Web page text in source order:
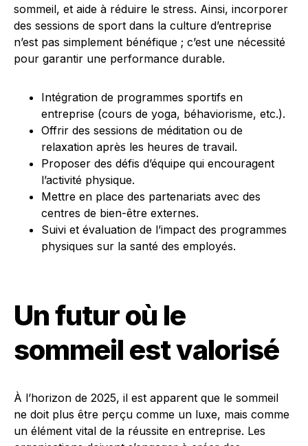
sommeil, et aide à réduire le stress. Ainsi, incorporer
des sessions de sport dans la culture d’entreprise
n’est pas simplement bénéfique ; c’est une nécessité
pour garantir une performance durable.
Intégration de programmes sportifs en
entreprise (cours de yoga, béhaviorisme, etc.).
Offrir des sessions de méditation ou de
relaxation après les heures de travail.
Proposer des défis d’équipe qui encouragent
l’activité physique.
Mettre en place des partenariats avec des
centres de bien-être externes.
Suivi et évaluation de l’impact des programmes
physiques sur la santé des employés.
Un futur où le
sommeil est valorisé
À l’horizon de 2025, il est apparent que le sommeil
ne doit plus être perçu comme un luxe, mais comme
un élément vital de la réussite en entreprise. Les